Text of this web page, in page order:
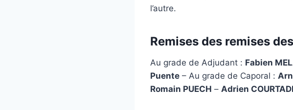
l’autre.
Remises des remises
Au grade de Adjudant : Fabien
Puente – Au grade de Caporal :
Romain PUECH – Adrien